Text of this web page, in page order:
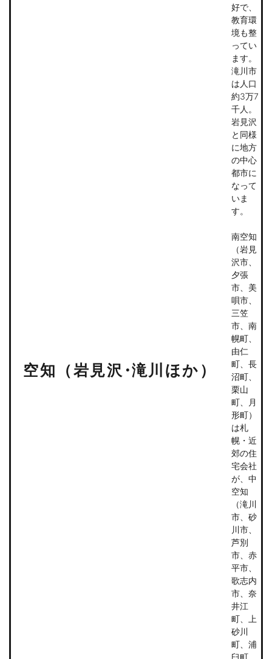
空知（岩見沢・滝川ほか）
好で、
教育環
境も整
ってい
ます。
滝川市
は人口
約3万7
千人。
岩見沢
と同様
に地方
の中心
都市に
なって
いま
す。
南空知
（岩見
沢市、
夕張
市、美
唄市、
三笠
市、南
幌町、
由仁
町、長
沼町、
栗山
町、月
形町）
は札
幌・近
郊の住
宅会社
が、中
空知
（滝川
市、砂
川市、
芦別
市、赤
平市、
歌志内
市、奈
井江
町、上
砂川
町、浦
臼町、